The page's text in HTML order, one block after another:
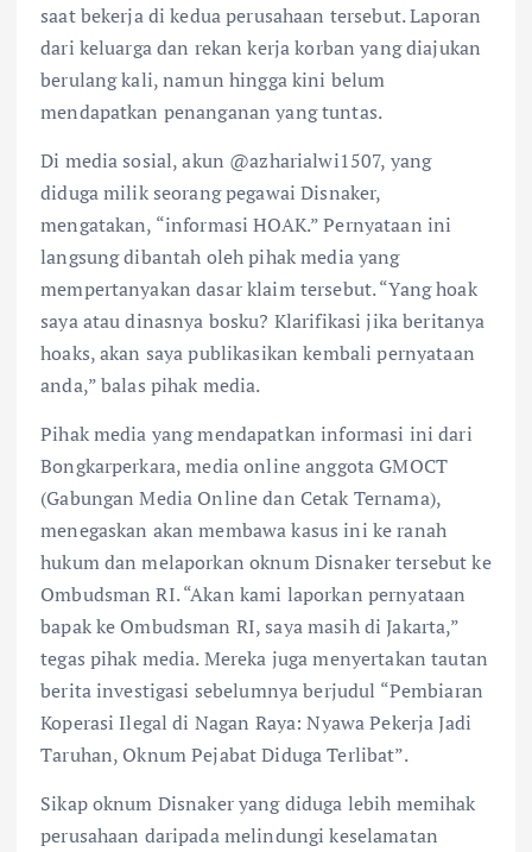
saat bekerja di kedua perusahaan tersebut. Laporan
dari keluarga dan rekan kerja korban yang diajukan
berulang kali, namun hingga kini belum
mendapatkan penanganan yang tuntas.
Di media sosial, akun @azharialwi1507, yang
diduga milik seorang pegawai Disnaker,
mengatakan, “informasi HOAK.” Pernyataan ini
langsung dibantah oleh pihak media yang
mempertanyakan dasar klaim tersebut. “Yang hoak
saya atau dinasnya bosku? Klarifikasi jika beritanya
hoaks, akan saya publikasikan kembali pernyataan
anda,” balas pihak media.
Pihak media yang mendapatkan informasi ini dari
Bongkarperkara, media online anggota GMOCT
(Gabungan Media Online dan Cetak Ternama),
menegaskan akan membawa kasus ini ke ranah
hukum dan melaporkan oknum Disnaker tersebut ke
Ombudsman RI. “Akan kami laporkan pernyataan
bapak ke Ombudsman RI, saya masih di Jakarta,”
tegas pihak media. Mereka juga menyertakan tautan
berita investigasi sebelumnya berjudul “Pembiaran
Koperasi Ilegal di Nagan Raya: Nyawa Pekerja Jadi
Taruhan, Oknum Pejabat Diduga Terlibat”.
Sikap oknum Disnaker yang diduga lebih memihak
perusahaan daripada melindungi keselamatan